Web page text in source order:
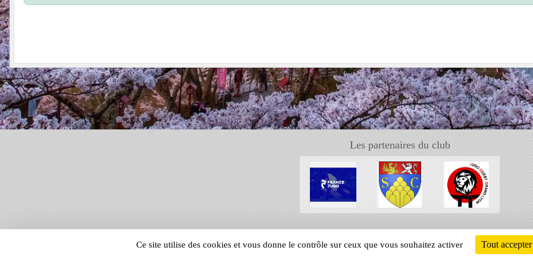
Les partenaires du club
REGIONSCe site utilise des cookies et vous donne le contrôle sur ceux que vous souhaitez activer Tout accepter